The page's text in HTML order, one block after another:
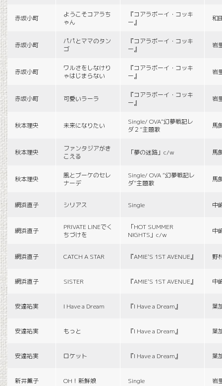
赤坂小町
ようこそコアラち
ゃん
『コアラボーイ・コッキ
ー』
和
赤坂小町
パパとママのタン
ゴ
『コアラボーイ・コッキ
ー』
岩
赤坂小町
ワルさをしなけり
ゃはじまらない
『コアラボーイ・コッキ
ー』
岩
赤坂小町 可愛いラーラ
『コアラボーイ・コッキ
ー』
岩
秋本理央 未来になりたい
Single/ OVA“幻夢戦記レ
ダ２”主題歌
馬
秋本理央
ファンタジアがき
こえる
「夢の迷路」c/w 馬
秋本理央
風とブーケのセレ
ナーデ
Single/ OVA “幻夢戦記レ
ダ”主題歌
馬
網浜直子 シリアス Single 中
網浜直子
PRIVATE LINEでく
ちづけを
「HOT SUMMER
NIGHTS」c/w
中
網浜直子 CATCH A STAR 『AMIE'S 1ST AVENUE』 野
網浜直子 SISTER 『AMIE'S 1ST AVENUE』 中
安達祐実 I Have a Dream 『I Have a Dream』 葉
安達祐実 もっと 『I Have a Dream』 葉
安達祐実 ロケット 『I Have a Dream』 葉
新井薫子 OH！新鮮娘 Single 岩